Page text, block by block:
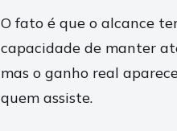
O fato é que o alcance
capacidade de manter
mas o ganho real
quem assiste.